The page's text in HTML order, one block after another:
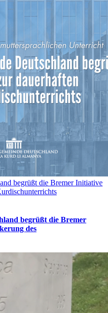
begrüßt die Bremer Initiative
begrüßt die Bremer
des